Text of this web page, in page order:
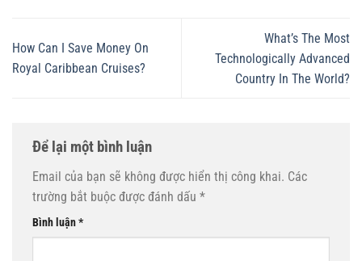
How Can I Save Money On
Royal Caribbean Cruises?
What’s The Most
Technologically Advanced
Country In The World?
Để lại một bình luận
Email của bạn sẽ không được hiển thị công khai. Các
trường bắt buộc được đánh dấu *
Bình luận*